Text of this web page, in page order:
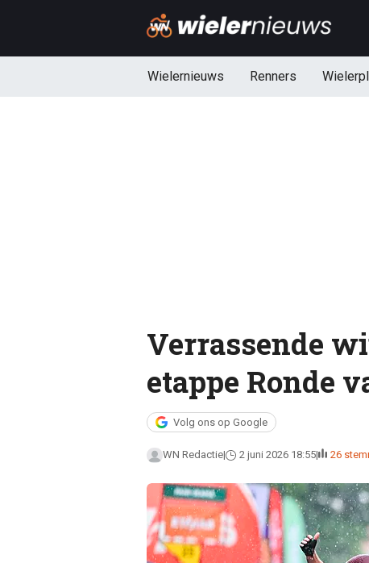
Wielernieuws Renners
Verrassende
etappe Ronde
Volg ons op Google
WN Redactie 2 juni 2026 18:55 26